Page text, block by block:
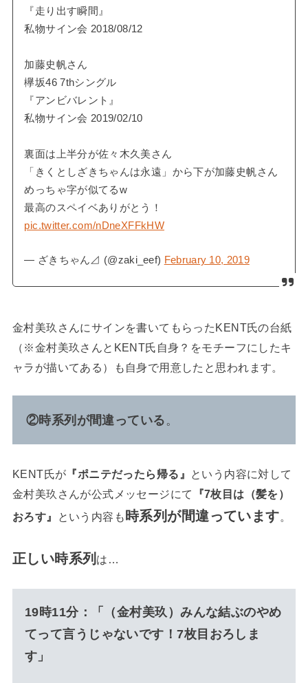
『走り出す瞬間』
私物サイン会 2018/08/12
加藤史帆さん
欅坂46 7thシングル
『アンビバレント』
私物サイン会 2019/02/10
裏面は上半分が佐々木久美さん
「きくとしざきちゃんは永遠」から下が加藤史帆さん
めっちゃ字が似てるw
最高のスペイベありがとう！
pic.twitter.com/nDneXFFkHW
— ざきちゃん⊿ (@zaki_eef) February 10, 2019
金村美玖さんにサインを書いてもらったKENT氏の台紙
（※金村美玖さんとKENT氏自身？をモチーフにしたキ
ャラが描いてある）も自身で用意したと思われます。
②時系列が間違っている 。
KENT氏が 『ポニテだったら帰る』
という内容に対して
金村美玖さんが公式メッセージにて
『7枚目は（髪を）
おろす』
という内容も 時系列が間違っています。
正しい時系列 は…
19時11分：「（金村美玖）みんな結ぶのやめ
てって言うじゃないです！7枚目おろしま
す」